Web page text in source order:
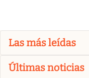
Las más leídas
Últimas noticias